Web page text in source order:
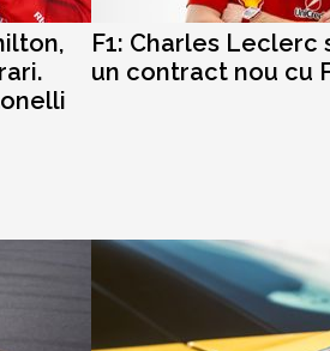
F1: Charles Leclerc
un contract nou cu